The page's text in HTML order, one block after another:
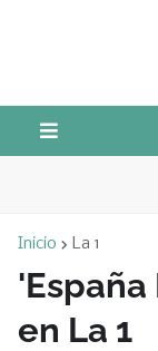
Inicio La 1
en La 1